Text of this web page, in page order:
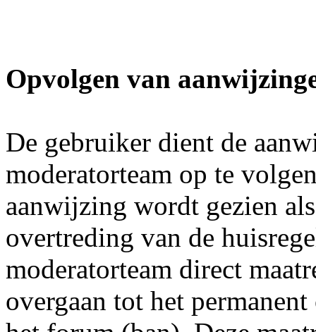
Opvolgen van
De gebruiker dient de
moderatorteam op te
aanwijzing wordt gezien
overtreding van de
moderatorteam direct
overgaan tot het